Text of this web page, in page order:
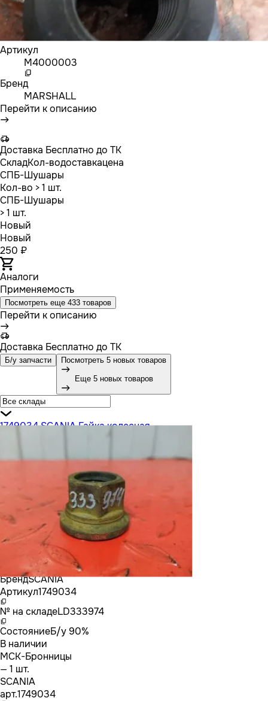
Артикул
M4000003
Бренд
MARSHALL
Перейти к описанию
Доставка Бесплатно до ТК
СкладКол-водоставкацена
СПБ-Шушары
Кол-во > 1 шт.
СПБ-Шушары
> 1 шт.
Новый
Новый
250 ₽
Аналоги
Применяемость
Посмотреть еще 433 товаров
Перейти к описанию
Доставка Бесплатно до ТК
Б/у запчасти Посмотреть 5 новых товаров
Еще 5 новых товаров
1749034 SCANIA Гайка колесная
БрендSCANIA
Артикул1749034
№ на складеLD333974
СостояниеБ/у 90%
В наличии
МСК-Бронницы
— 1 шт.
SCANIA
арт.1749034